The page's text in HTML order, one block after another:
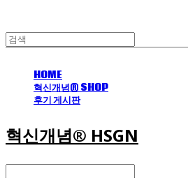
HOME
혁신개념® SHOP
후기 게시판
혁신개념® HSGN